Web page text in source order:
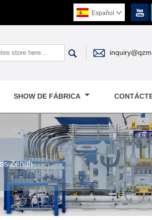

Español 
 
SHOW DE FÁBRICA
Zenith